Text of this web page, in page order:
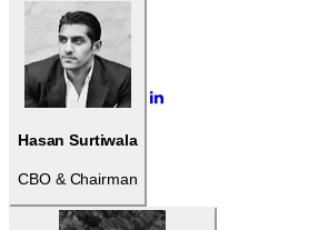
Hasan Surtiwala
CBO & Chairman